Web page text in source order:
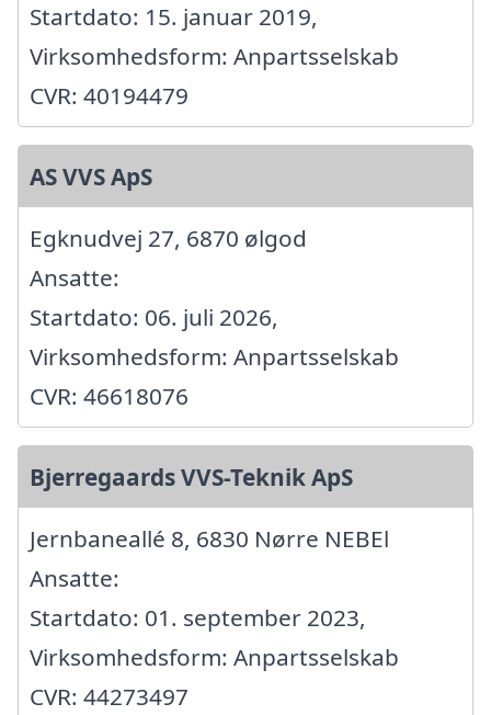
Startdato: 15. januar 2019,
Virksomhedsform: Anpartsselskab
CVR: 40194479
AS VVS ApS
Egknudvej 27, 6870 ølgod
Ansatte:
Startdato: 06. juli 2026,
Virksomhedsform: Anpartsselskab
CVR: 46618076
Bjerregaards VVS-Teknik ApS
Jernbaneallé 8, 6830 Nørre NEBEl
Ansatte:
Startdato: 01. september 2023,
Virksomhedsform: Anpartsselskab
CVR: 44273497